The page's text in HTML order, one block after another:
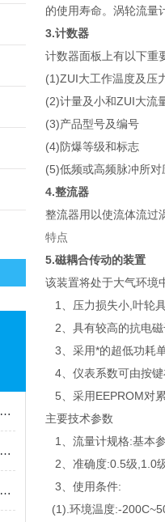
电磁热能表电磁流量计的核心基于法拉第电磁感应定律
电磁热能表电磁流量计不受物理参数影响
电磁流量计在工业生产中得到了广泛应用
的使用寿命。涡轮流量
3.计数器
计数器面板上有以下重
(1)ZUI大工作温度及压
(2)计量及小和ZUI大流
(3)产品型号及编号
(4)防爆等级和标志
(5)低频或高频脉冲所
4.整流器
整流器用以使流体流过
特点
5.磁耦合传动的装置
该装置将处于大气环境
1、压力损失小,叶轮
2、具有较高的抗电
3、采用*的超低功耗
4、仪表系数可由按
5、采用EEPROM对
主要技术参数
1、流量计规格:基本
2、准确度:0.5级,1.0
3、使用条件:
(1).环境温度:-